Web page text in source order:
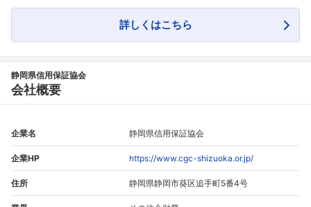
詳しくはこちら
静岡県信用保証協会
会社概要
企業名 静岡県信用保証協会
企業HP https://www.cgc-shizuoka.or.jp/
住所 静岡県静岡市葵区追手町5番4号